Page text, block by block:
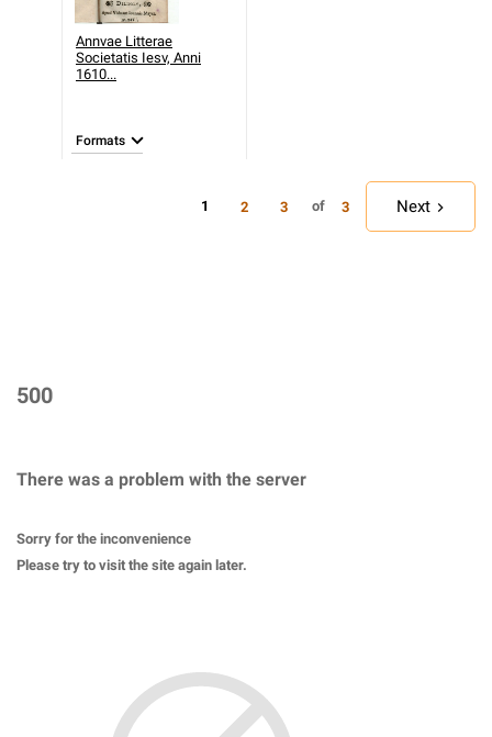
Annvae Litterae
Societatis Iesv, Anni
1610...
Formats
1 2 3 of 3 Next
500
There was a problem with the server
Sorry for the inconvenience
Please try to visit the site again later.